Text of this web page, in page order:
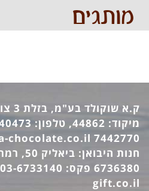
מותגים
7442770
chocolate.co.il
6736380 פקס: 03-6733140
gift.co.il